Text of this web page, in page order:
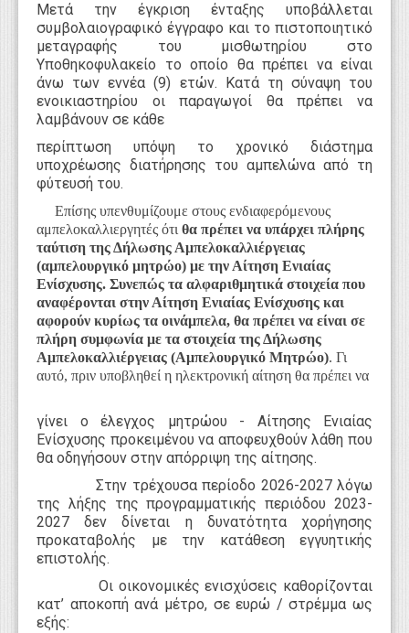
Μετά την έγκριση ένταξης υποβάλλεται
συμβολαιογραφικό έγγραφο και το πιστοποιητικό
μεταγραφής του μισθωτηρίου στο
Υποθηκοφυλακείο το οποίο θα πρέπει να είναι
άνω των εννέα (9) ετών. Κατά τη σύναψη του
ενοικιαστηρίου οι παραγωγοί θα πρέπει να
λαμβάνουν σε κάθε
περίπτωση υπόψη το χρονικό διάστημα
υποχρέωσης διατήρησης του αμπελώνα από τη
φύτευσή του.
Επίσης υπενθυμίζουμε στους ενδιαφερόμενους
αμπελοκαλλιεργητές ότι θα πρέπει να υπάρχει πλήρης
ταύτιση της Δήλωσης Αμπελοκαλλιέργειας
(αμπελουργικό μητρώο) με την Αίτηση Ενιαίας
Ενίσχυσης. Συνεπώς τα αλφαριθμητικά στοιχεία που
αναφέρονται στην Αίτηση Ενιαίας Ενίσχυσης και
αφορούν κυρίως τα οινάμπελα, θα πρέπει να είναι σε
πλήρη συμφωνία με τα στοιχεία της Δήλωσης
Αμπελοκαλλιέργειας (Αμπελουργικό Μητρώο). Γι
αυτό, πριν υποβληθεί η ηλεκτρονική αίτηση θα πρέπει να
γίνει ο έλεγχος μητρώου - Αίτησης Ενιαίας
Ενίσχυσης προκειμένου να αποφευχθούν λάθη που
θα οδηγήσουν στην απόρριψη της αίτησης.
Στην τρέχουσα περίοδο 2026-2027 λόγω
της λήξης της προγραμματικής περιόδου 2023-
2027 δεν δίνεται η δυνατότητα χορήγησης
προκαταβολής με την κατάθεση εγγυητικής
επιστολής.
Οι οικονομικές ενισχύσεις καθορίζονται
κατ’ αποκοπή ανά μέτρο, σε ευρώ / στρέμμα ως
εξής: